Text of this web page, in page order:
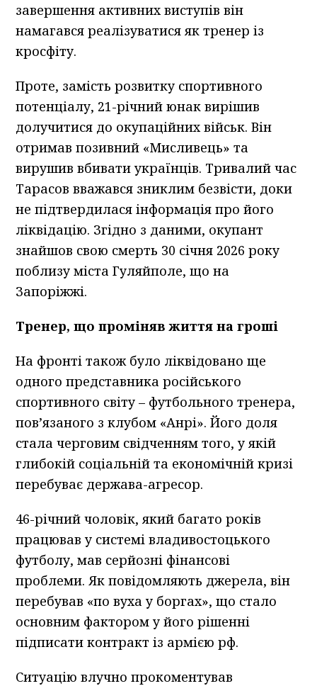
завершення активних виступів він
намагався реалізуватися як тренер із
кросфіту.
Проте, замість розвитку спортивного
потенціалу, 21-річний юнак вирішив
долучитися до окупаційних військ. Він
отримав позивний «Мисливець» та
вирушив вбивати українців. Тривалий час
Тарасов вважався зниклим безвісти, доки
не підтвердилася інформація про його
ліквідацію. Згідно з даними, окупант
знайшов свою смерть 30 січня 2026 року
поблизу міста Гуляйполе, що на
Запоріжжі.
Тренер, що проміняв життя на гроші
На фронті також було ліквідовано ще
одного представника російського
спортивного світу – футбольного тренера,
пов’язаного з клубом «Анрі». Його доля
стала черговим свідченням того, у якій
глибокій соціальній та економічній кризі
перебуває держава-агресор.
46-річний чоловік, який багато років
працював у системі владивостоцького
футболу, мав серйозні фінансові
проблеми. Як повідомляють джерела, він
перебував «по вуха у боргах», що стало
основним фактором у його рішенні
підписати контракт із армією рф.
Ситуацію влучно прокоментував